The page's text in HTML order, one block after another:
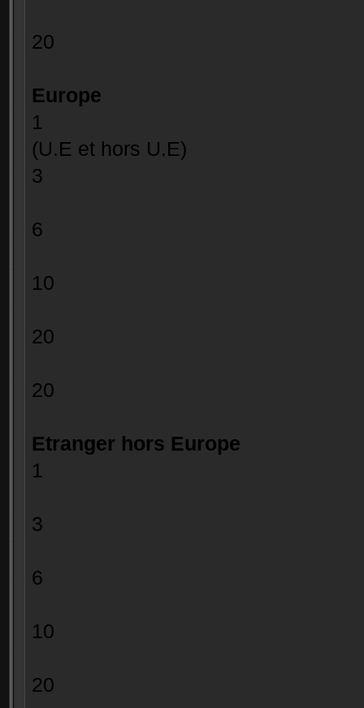
20
Europe
1
(U.E et hors U.E)
3 3.00
6 1.60
10 1.40
20 1.00
20
Etranger hors Europe
1
3 3.30
6 1.76
10 1.54
20 1.10